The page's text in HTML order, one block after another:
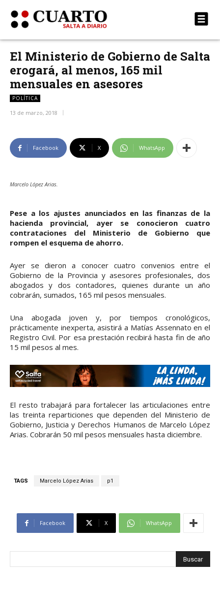
El Ministerio de Gobierno de Salta
erogará, al menos, 165 mil
mensuales en asesores
POLÍTICA
13 de marzo, 2018
Facebook X WhatsApp
Marcelo López Arias.
Pese a los ajustes anunciados en las finanzas de la
hacienda provincial, ayer se conocieron cuatro
contrataciones del Ministerio de Gobierno que
rompen el esquema de ahorro.
Ayer se dieron a conocer cuatro convenios entre el
Gobierno de la Provincia y asesores profesionales, dos
abogados y dos contadores, quienes durante un año
cobrarán, sumados, 165 mil pesos mensuales.
Una abogada joven y, por tiempos cronológicos,
prácticamente inexperta, asistirá a Matías Assennato en el
Registro Civil. Por esa prestación recibirá hasta fin de año
15 mil pesos al mes.
El resto trabajará para fortalecer las articulaciones entre
las treinta reparticiones que dependen del Ministerio de
Gobierno, Justicia y Derechos Humanos de Marcelo López
Arias. Cobrarán 50 mil pesos mensuales hasta diciembre.
TAGS Marcelo López Arias p1
Facebook X WhatsApp